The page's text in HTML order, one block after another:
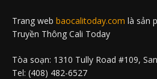
Trang web baocalitoday.com là sản
Truyền Thông Cali Today
Tòa soạn: 1310 Tully Road #109,
Tel: (408) 482-6527